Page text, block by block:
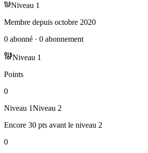
Niveau 1
Membre depuis octobre 2020
0 abonné · 0 abonnement
Niveau 1
Points
0
Niveau 1Niveau 2
Encore 30 pts avant le niveau 2
0